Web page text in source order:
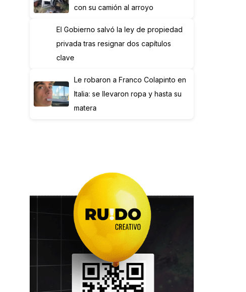
con su camión al arroyo
El Gobierno salvó la ley de propiedad
privada tras resignar dos capítulos
clave
Le robaron a Franco Colapinto en
Italia: se llevaron ropa y hasta su
matera